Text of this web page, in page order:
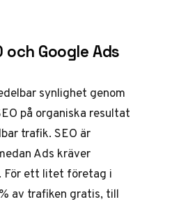
och Google Ads
synlighet genom
på organiska resultat
trafik. SEO är
Ads kräver
För ett litet företag i
av trafiken gratis, till